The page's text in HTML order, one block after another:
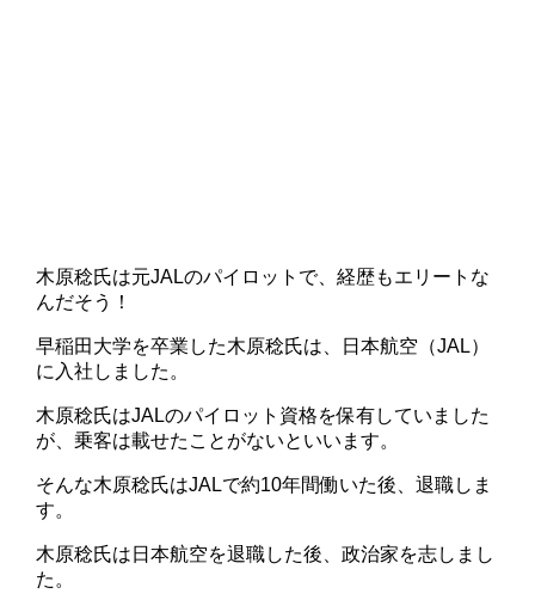
木原稔氏は元JALのパイロットで、経歴もエリートな
んだそう！
早稲田大学を卒業した木原稔氏は、日本航空（JAL）
に入社しました。
木原稔氏はJALのパイロット資格を保有していました
が、乗客は載せたことがないといいます。
そんな木原稔氏はJALで約10年間働いた後、退職しま
す。
木原稔氏は日本航空を退職した後、政治家を志しまし
た。